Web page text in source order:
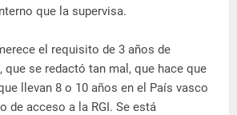
que la supervisa.
el requisito de 3 años de
que se redactó tan mal, que hace que
llevan 8 o 10 años en el País vasco
de acceso a la RGI. Se está